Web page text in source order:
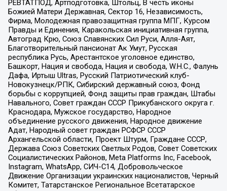
РЕВТАТПОД, Артподготовка, Штольц, В честь иконы
Божией Матери Державная, Сектор 16, Независимость,
Фирма, Молодежная правозащитная группа МПГ, Курсом
Правды и Единения, Каракольская инициативная группа,
Автоград Крю, Союз Славянских Сил Руси, Алля-Аят,
Благотворительный пансионат Ак Умут, Русская
республика Русь, Арестантское уголовное единство,
Башкорт, Нация и свобода, Нация и свобода, W.H.С., Фалунь
Дафа, Иртыш Ultras, Русский Патриотический клуб-
Новокузнецк/РПК, Сибирский державный союз, Фонд
борьбы с коррупцией, Фонд защиты прав граждан, Штабы
Навального, Совет граждан СССР Прикубанского округа г.
Краснодара, Мужское государство, Народное
объединение русского движения, Народное движение
Адат, Народный совет граждан РСФСР СССР
Архангельской области, Проект Штурм, Граждане СССР,
Держава Союз Советских Светлых Родов, Совет Советских
Социалистических Районов, Meta Platforms Inc, Facebook,
Instagram, WhatsApp, СИЧ-С14, Добровольческое
Движение Организации украинских националистов, Черный
Комитет, Татарстанское Региональное Всетатарское